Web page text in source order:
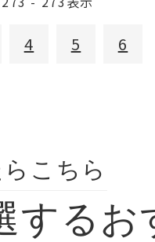
4 5 6
こちら
する お